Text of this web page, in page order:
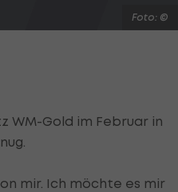
Foto: ©
WM-Gold im Februar in
mir. Ich möchte es mir